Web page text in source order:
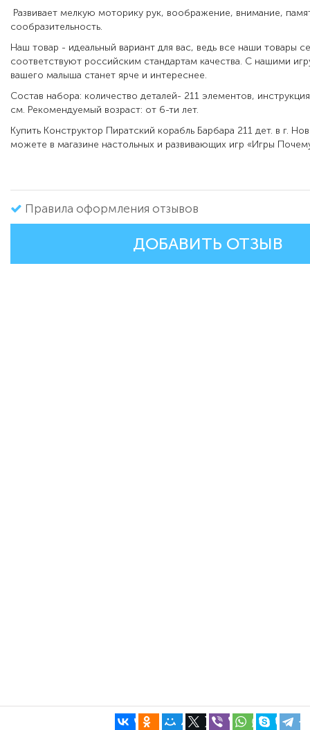
Развивает мелкую моторику рук, воображение, внимание,
сообразительность.
Наш товар - идеальный вариант для вас, ведь все наши товары
соответствуют российским стандартам качества. С нашими
вашего малыша станет ярче и интереснее.
Состав набора: количество деталей- 211 элементов,
см. Рекомендуемый возраст: от 6-ти лет.
Купить Конструктор Пиратский корабль Барбара 211 дет. в г.
можете в магазине настольных и развивающих игр «Игры
Правила оформления отзывов
ДОБАВИТЬ ОТЗЫВ